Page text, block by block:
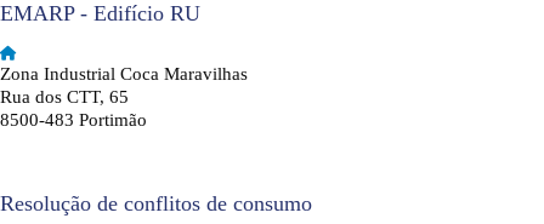
EMARP - Edifício RU
Zona Industrial Coca Maravilhas
Rua dos CTT, 65
8500-483 Portimão
Resolução de conflitos de consumo